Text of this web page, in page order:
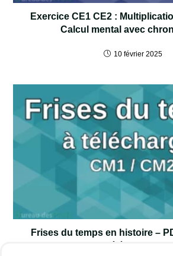
Exercice CE1 CE2 :
Calcul mental avec
10 février 2025
Frises du temps en histoire –